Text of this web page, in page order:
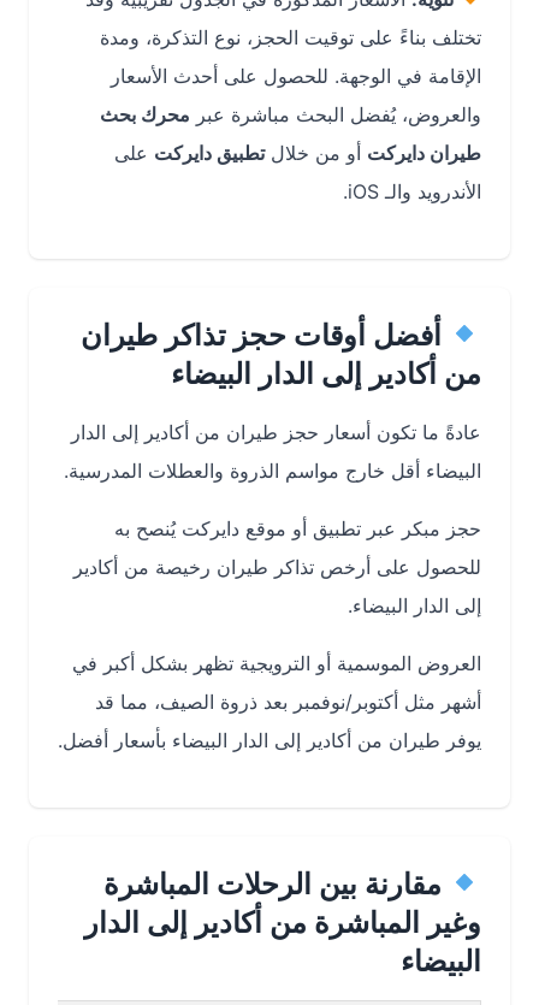
تختلف بناءً على توقيت الحجز، نوع التذكرة، ومدة
الإقامة في الوجهة. للحصول على أحدث الأسعار
والعروض، يُفضل البحث مباشرة عبرمحرك بحث
طيران دايركتأو من خلال تطبيق دايركتعلى
الأندرويد والـ iOS.
أفضل أوقات حجز تذاكر طيران
من أكادير إلى الدار البيضاء
عادةً ما تكون أسعار حجز طيران من أكادير إلى الدار
البيضاء أقل خارج مواسم الذروة والعطلات المدرسية.
حجز مبكر عبر تطبيق أو موقع دايركت يُنصح به
للحصول على أرخص تذاكر طيران رخيصة من أكادير
إلى الدار البيضاء.
العروض الموسمية أو الترويجية تظهر بشكل أكبر في
أشهر مثل أكتوبر/نوفمبر بعد ذروة الصيف، مما قد
يوفر طيران من أكادير إلى الدار البيضاء بأسعار أفضل.
مقارنة بين الرحلات المباشرة
وغير المباشرة من أكادير إلى الدار
البيضاء